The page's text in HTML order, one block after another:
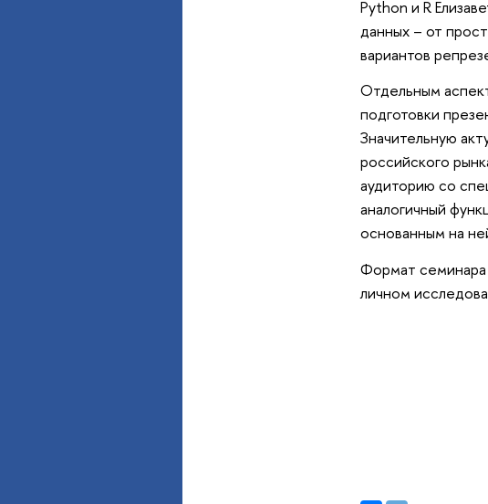
Python и R
данных – от
вариантов
Отдельным
подготовки
Значительную
российского
аудиторию со
аналогичный
основанным на
Формат семинара
личном